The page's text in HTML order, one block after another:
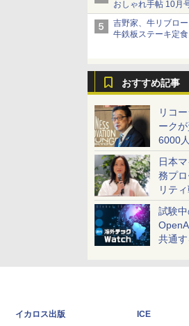
おしゃれ手帖 10月
ザイン
吉野家、牛リブロ
牛鉄板ステーキ定
おすすめ記事
リコ
ーク
6000
かし
日本
務プ
リテ
が
試験
共通す
イカロス出版
ICE